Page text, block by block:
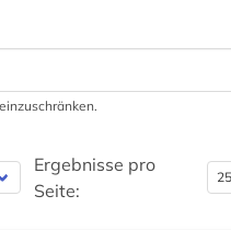
Ergebnisse pro
Seite: